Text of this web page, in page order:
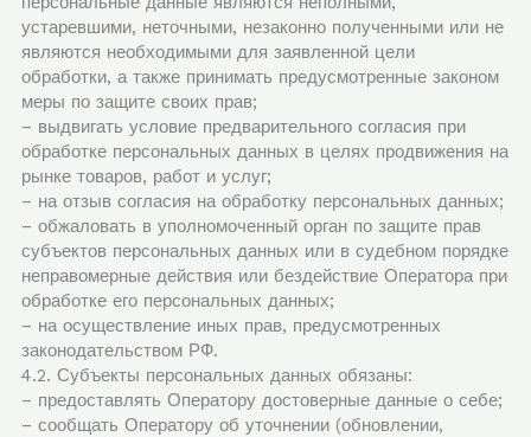
устаревшими, неточными, незаконно полученными или не
являются необходимыми для заявленной цели
обработки, а также принимать предусмотренные законом
меры по защите своих прав;
– выдвигать условие предварительного согласия при
обработке персональных данных в целях продвижения на
рынке товаров, работ и услуг;
– на отзыв согласия на обработку персональных данных;
– обжаловать в уполномоченный орган по защите прав
субъектов персональных данных или в судебном порядке
неправомерные действия или бездействие Оператора при
обработке его персональных данных;
– на осуществление иных прав, предусмотренных
законодательством РФ.
4.2. Субъекты персональных данных обязаны:
– предоставлять Оператору достоверные данные о себе;
– сообщать Оператору об уточнении (обновлении,